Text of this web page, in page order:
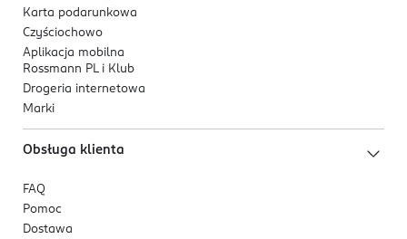
Karta podarunkowa
Czyściochowo
Aplikacja mobilna
Rossmann PL i Klub
Drogeria internetowa
Marki
Obsługa klienta
FAQ
Pomoc
Dostawa